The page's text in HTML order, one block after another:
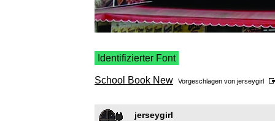
Identifizierter Font
School Book New Vorgeschlagen von jerseygirl
jerseygirl